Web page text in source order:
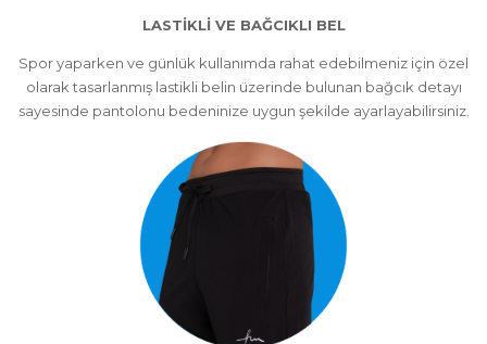
LASTİKLİ VE BAĞCIKLI BEL
Spor yaparken ve günlük kullanımda rahat edebilmeniz için özel
olarak tasarlanmış lastikli belin üzerinde bulunan bağcık detayı
sayesinde pantolonu bedeninize uygun şekilde ayarlayabilirsiniz.